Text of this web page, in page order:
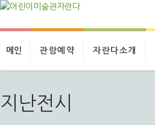
메인 관람예약 자란다소개
지난전시